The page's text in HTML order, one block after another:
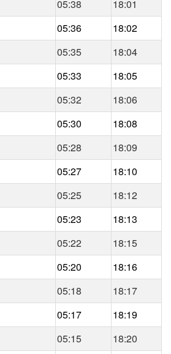
05:38
18:01
05:36
18:02
05:35
18:04
05:33
18:05
05:32
18:06
05:30
18:08
05:28
18:09
05:27
18:10
05:25
18:12
05:23
18:13
05:22
18:15
05:20
18:16
05:18
18:17
05:17
18:19
05:15
18:20